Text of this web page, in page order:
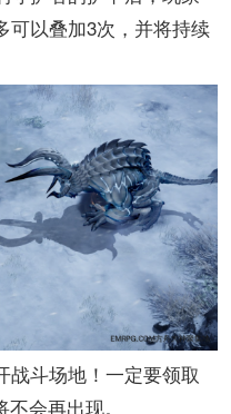
可以叠加3次，并将持续
战斗场地！一定要领取
会再出现。